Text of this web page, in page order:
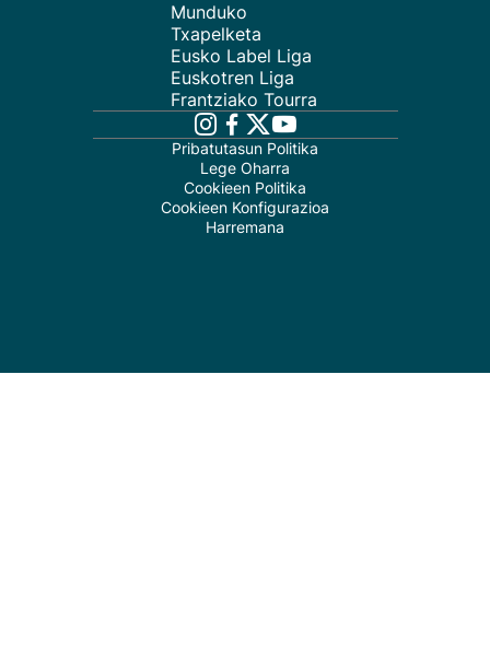
Munduko
Txapelketa
Eusko Label Liga
Euskotren Liga
Frantziako Tourra
Pribatutasun Politika
Lege Oharra
Cookieen Politika
Cookieen Konfigurazioa
Harremana